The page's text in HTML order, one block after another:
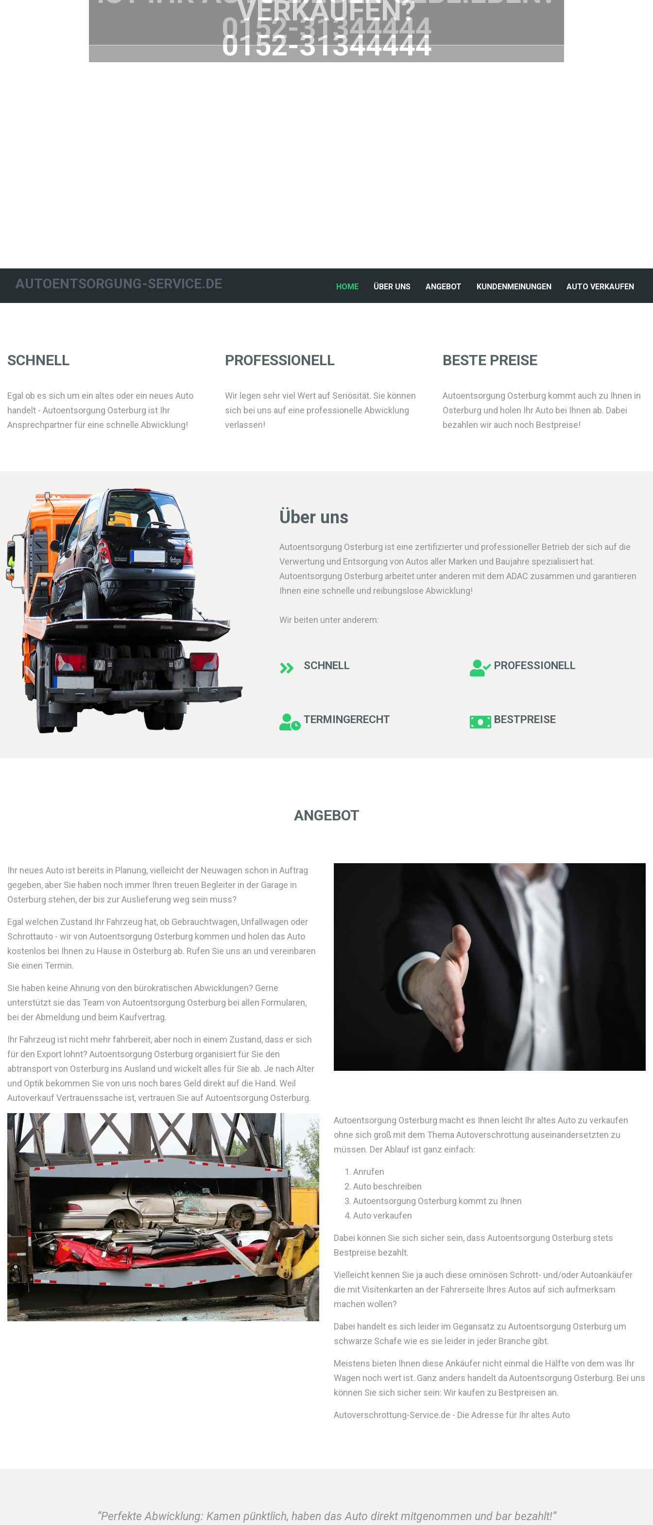
VERKAUFEN?
0152-31344444
AUTOENTSORGUNG-SERVICE.DE HOME(CURRENT)
ÜBER UNS ANGEBOT KUNDENMEINUNGEN AUTO VERKAUFEN
SCHNELL
Egal ob es sich um ein altes oder ein neues Auto
handelt - Autoentsorgung Osterburg ist Ihr
Ansprechpartner für eine schnelle Abwicklung!
PROFESSIONELL
Wir legen sehr viel Wert auf Seriösität. Sie können
sich bei uns auf eine professionelle Abwicklung
verlassen!
BESTE PREISE
Autoentsorgung Osterburg kommt auch zu Ihnen in
Osterburg und holen Ihr Auto bei Ihnen ab. Dabei
bezahlen wir auch noch Bestpreise!
Über uns
Autoentsorgung Osterburg ist eine zertifizierter und professioneller Betrieb der sich auf die
Verwertung und Entsorgung von Autos aller Marken und Baujahre spezialisiert hat.
Autoentsorgung Osterburg arbeitet unter anderen mit dem ADAC zusammen und garantieren
Ihnen eine schnelle und reibungslose Abwicklung!
Wir beiten unter anderem:
SCHNELL PROFESSIONELL
TERMINGERECHT BESTPREISE
ANGEBOT
Ihr neues Auto ist bereits in Planung, vielleicht der Neuwagen schon in Auftrag
gegeben, aber Sie haben noch immer Ihren treuen Begleiter in der Garage in
Osterburg stehen, der bis zur Auslieferung weg sein muss?
Egal welchen Zustand Ihr Fahrzeug hat, ob Gebrauchtwagen, Unfallwagen oder
Schrottauto - wir von Autoentsorgung Osterburg kommen und holen das Auto
kostenlos bei Ihnen zu Hause in Osterburg ab. Rufen Sie uns an und vereinbaren
Sie einen Termin.
Sie haben keine Ahnung von den bürokratischen Abwicklungen? Gerne
unterstützt sie das Team von Autoentsorgung Osterburg bei allen Formularen,
bei der Abmeldung und beim Kaufvertrag.
Ihr Fahrzeug ist nicht mehr fahrbereit, aber noch in einem Zustand, dass er sich
für den Export lohnt? Autoentsorgung Osterburg organisiert für Sie den
abtransport von Osterburg ins Ausland und wickelt alles für Sie ab. Je nach Alter
und Optik bekommen Sie von uns noch bares Geld direkt auf die Hand. Weil
Autoverkauf Vertrauenssache ist, vertrauen Sie auf Autoentsorgung Osterburg.
Autoentsorgung Osterburg macht es Ihnen leicht Ihr altes Auto zu verkaufen
ohne sich groß mit dem Thema Autoverschrottung auseinandersetzten zu
müssen. Der Ablauf ist ganz einfach:
Anrufen
Auto beschreiben
Autoentsorgung Osterburg kommt zu Ihnen
Auto verkaufen
Dabei können Sie sich sicher sein, dass Autoentsorgung Osterburg stets
Bestpreise bezahlt.
Vielleicht kennen Sie ja auch diese ominösen Schrott- und/oder Autoankäufer
die mit Visitenkarten an der Fahrerseite Ihres Autos auf sich aufmerksam
machen wollen?
Dabei handelt es sich leider im Gegansatz zu Autoentsorgung Osterburg um
schwarze Schafe wie es sie leider in jeder Branche gibt.
Meistens bieten Ihnen diese Ankäufer nicht einmal die Hälfte von dem was Ihr
Wagen noch wert ist. Ganz anders handelt da Autoentsorgung Osterburg. Bei uns
können Sie sich sicher sein: Wir kaufen zu Bestpreisen an.
Autoverschrottung-Service.de - Die Adresse für Ihr altes Auto
“Perfekte Abwicklung: Kamen pünktlich, haben das Auto direkt mitgenommen und bar bezahlt!”